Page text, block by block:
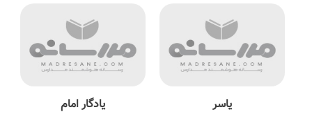
یاسر یادگار امام